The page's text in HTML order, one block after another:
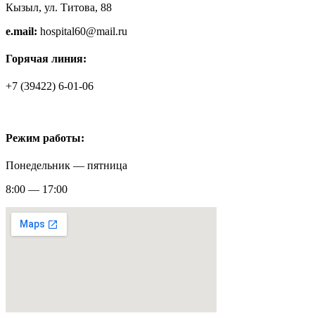
Кызыл, ул. Титова, 88
e.mail: hospital60@mail.ru
Горячая линия:
+7 (39422) 6-01-06
Режим работы:
Понедельник — пятница
8:00 — 17:00